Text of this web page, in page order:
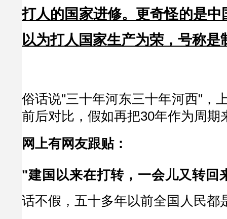
打人的国家进修。更奇怪的是中
以为打人国家生产为荣，号称是
俗话说"三十年河东三十年河西"，
前后对比，假如再把30年作为周期
网上有网友跟贴：
"建国以来在打转，一会儿又转回
话不假，五十多年以前全国人民都